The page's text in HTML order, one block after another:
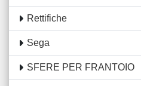
Rettifiche
Sega
SFERE PER FRANTOIO